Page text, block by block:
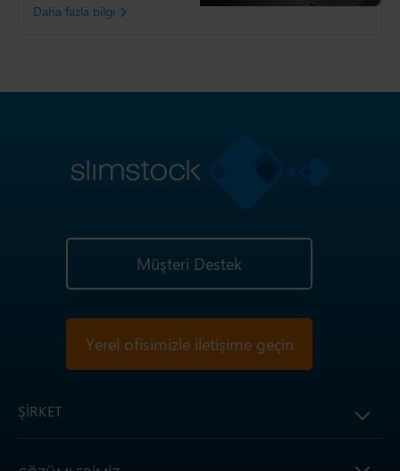
Daha fazla bilgi
Müşteri Destek
Yerel ofisimizle iletişime geçin
ŞIRKET